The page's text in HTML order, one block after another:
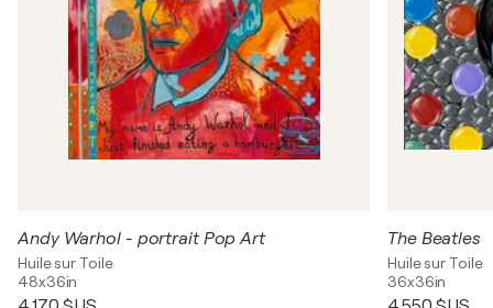
Andy Warhol - portrait Pop Art
Huile sur Toile
48x36in
The Beatles
Huile sur Toile
36x36in